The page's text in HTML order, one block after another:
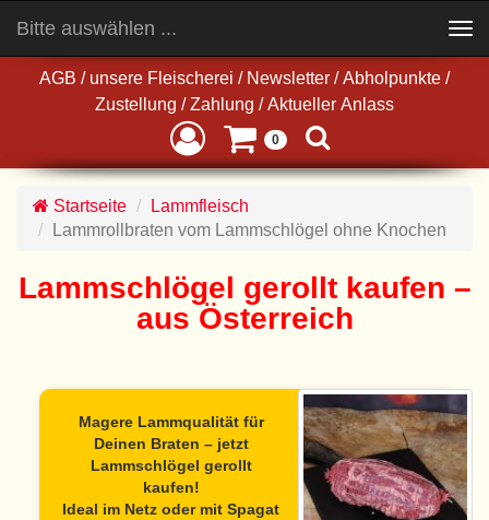
AGB / unsere Fleischerei / Newsletter / Abholpunkte /
Zustellung / Zahlung / Aktueller Anlass
0
Bitte auswählen ...
navigation
Startseite
Lammfleisch
Lammrollbraten vom Lammschlögel ohne Knochen
Lammschlögel gerollt kaufen –
aus Österreich
Magere Lammqualität für
Deinen Braten – jetzt
Lammschlögel gerollt
kaufen!
Ideal im Netz oder mit Spagat